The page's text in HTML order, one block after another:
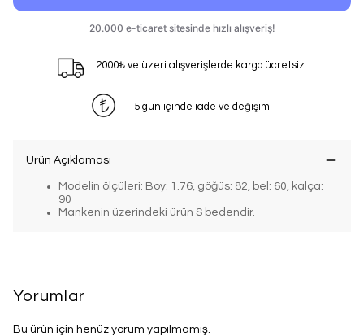
2000₺ ve üzeri alışverişlerde kargo ücretsiz
15 gün içinde iade ve değişim
Ürün Açıklaması
Modelin ölçüleri: Boy: 1.76, göğüs: 82, bel: 60, kalça:
90
Mankenin üzerindeki ürün S bedendir.
Yorumlar
Bu ürün için henüz yorum yapılmamış.